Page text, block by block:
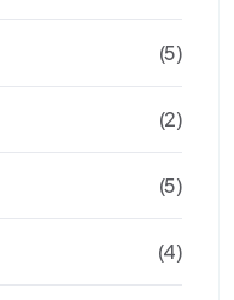
(5)
(2)
(5)
(4)